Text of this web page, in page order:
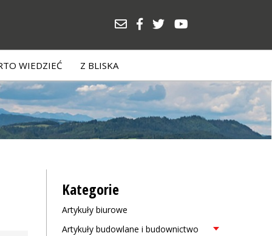
WIEDZIEĆ Z BLISKA
Kategorie
Artykuły biurowe
Artykuły budowlane i budownictwo